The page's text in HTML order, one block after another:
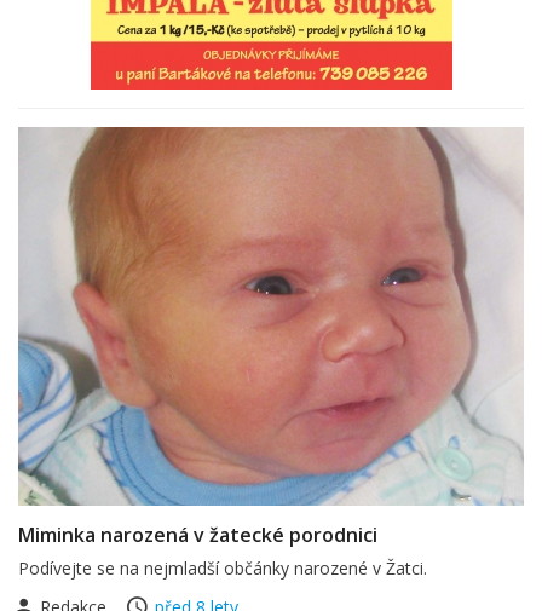
Miminka narozená v žatecké porodnici
Podívejte se na nejmladší občánky narozené v Žatci.